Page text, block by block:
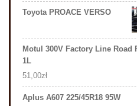
Toyota PROACE VERSO
Motul 300V Factory Line Road
1L
51,00zł
Aplus A607 225/45R18 95W